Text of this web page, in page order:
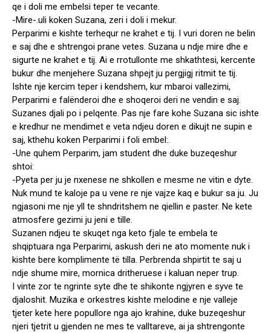
qe i doli me embelsi teper te vecante.
-Mire-.uli koken Suzana, zeri i doli i mekur.
Perparimi e kishte terhequr ne krahet e tij. I vuri doren ne belin
e saj dhe e shtrengoi prane vetes. Suzana u ndje mire dhe e
sigurte ne krahet e tij. Ai e rrotullonte me shkathtesi, kercente
bukur dhe menjehere Suzana shpejt ju pergjigj ritmit te tij.
Ishte nje kercim teper i kendshem, kur mbaroi vallezimi,
Perparimi e falënderoi dhe e shoqeroi deri ne vendin e saj.
Suzanes djali po i pelqente. Pas nje fare kohe Suzana sic ishte
e kredhur ne mendimet e veta ndjeu doren e dikujt ne supin e
saj, kthehu koken Perparimi i foli embel:.
-Une quhem Perparim, jam student dhe duke buzeqeshur
shtoi:
-Pyeta per ju je nxenese ne shkollen e mesme ne vitin e dyte.
Nuk mund te kaloje pa u vene re nje vajze kaq e bukur sa ju. Ju
ngjasoni me nje yll te shndritshem ne qiellin e paster. Ne kete
atmosfere gezimi ju jeni e tille.
Suzanen ndjeu te skuqet nga keto fjale te embela te
shqiptuara nga Perparimi, askush deri ne ato momente nuk i
kishte bere komplimente të tilla. Perbrenda shpirtit te saj u
ndje shume mire, mornica dritheruese i kaluan neper trup.
I vinte zor te ngrinte syte dhe te shikonte ngjyren e syve te
djaloshit. Muzika e orkestres kishte melodine e nje valleje
tjeter kete here popullore nga ajo krahine, duke buzeqeshur
njeri tjetrit u gjenden ne mes te valltareve, ai ja shtrengonte